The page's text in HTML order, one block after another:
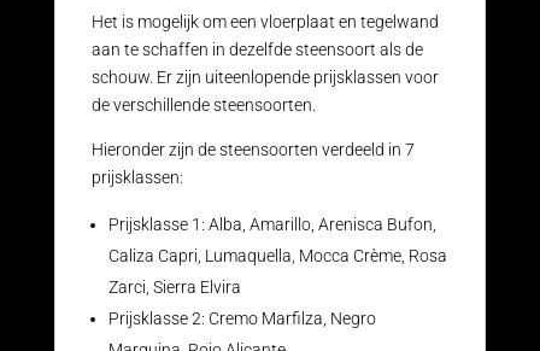
Het is mogelijk om een vloerplaat en tegelwand
aan te schaffen in dezelfde steensoort als de
schouw. Er zijn uiteenlopende prijsklassen voor
de verschillende steensoorten.
Hieronder zijn de steensoorten verdeeld in 7
prijsklassen:
Prijsklasse 1: Alba, Amarillo, Arenisca Bufon,
Caliza Capri, Lumaquella, Mocca Crème, Rosa
Zarci, Sierra Elvira
Prijsklasse 2: Cremo Marfilza, Negro